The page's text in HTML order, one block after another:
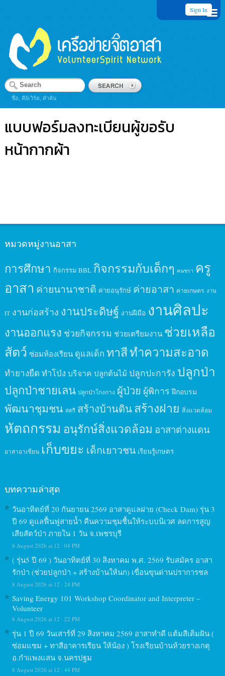
Sign In
ชื่อ, คีย์เวิร์ด, คำค้น
แบบฟอร์มลงทะเบียนผู้ขอรับ
หน้ากากผ้า
หมวดหมู่งานอาสา
การศึกษา กิจกรรม BBL กิจกรรมกับเด็กๆ คนชรา ครู
อาสา ค่ายนานาชาติ ค่ายอนุรักษ์ ค่ายอาสา ค่ายเกษตร งาน
IT งานก่อสร้าง งานประดิษฐ์ งานฝีมือ งานศิลปะ
งานออกแรง ช่วยกิจกรรม ช่วยเตรียมงาน ช่วยเหลือ
สัตว์ ซ่อมห้องเรียน ดูแลเด็ก ทาสีทำความสะอาด
ทำยางยืด ทำโป่ง บริจาค ปลูกต้นไม้ ปลูกปะการัง ปลูกป่า
ปลูกป่าชายเลน ปลูกป่าโกงกาง ผู้ป่วย ผู้พิการ ฝึกอบรม
พัฒนาชุมชน สตรี สร้างบ้านดินสร้างฝาย สิ่งแวดล้อม
หัตถกรรม อนุรักษ์สิ่งแวดล้อม อาสาต่างแดน
อาสาอาเซียน เก็บขยะ เด็กเยาวชน เรียนรู้เกษตร
บทความล่าสุด
วันอาทิตย์ที่ 20 กันยายน 2569 อาสาดูแลฝาย (Check Dam) รุ่น 3
ปี 69 ดูแลฟื้นฟูสายน้ำ คืนความชุมชื้นให้ระบบนิเวศ ลดการสูญ
เสียสัตว์ป่า ภายใน 1 วัน จ.เพชรบุรี
8 August 2026 at 12 : 04 PM
( รุ่น5 ปี 69 ) วันอาทิตย์ที่ 30 สิงหาคม พ.ศ. 2569 รับสมัคร อาสา
รักป่า (ช่วยปลูกป่า + สร้างบ้านให้นก) เขื่อนขุนด่านปราการชล
8 August 2026 at 12 : 24 PM
Saving Energy 101 Workshop Coordinator and Interpreter –
Volunteer
8 August 2026 at 12 : 22 PM
รุ่น 1 ปี 69 วันเสาร์ที่ 29 สิงหาคม 2569 อาสาทำดี แต้มสีเติมฝัน (
ซ่อมแซม + ทาสีอาคารเรียน ให้น้อง ) โรงเรียนบ้านห้วยรางเกตุ
อ.กำแพงแสน จ.นครปฐม
8 August 2026 at 12 : 44 PM